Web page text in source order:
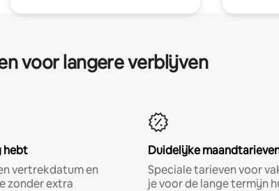
voor langere verblijven
hebt
vertrekdatum en
zonder extra
Duidelijke
Speciale tarieven voor
je voor de lange termijn